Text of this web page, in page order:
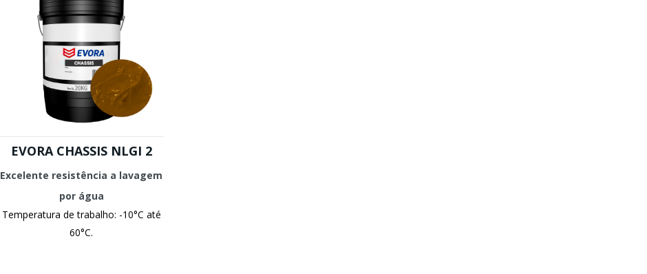
EVORA CHASSIS NLGI 2
Excelente resistência a lavagem
por água
Temperatura de trabalho: -10°C até
60°C.